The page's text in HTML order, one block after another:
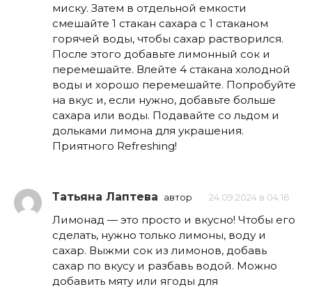
миску. Затем в отдельной емкости
смешайте 1 стакан сахара с 1 стаканом
горячей воды, чтобы сахар растворился.
После этого добавьте лимонный сок и
перемешайте. Влейте 4 стакана холодной
воды и хорошо перемешайте. Попробуйте
на вкус и, если нужно, добавьте больше
сахара или воды. Подавайте со льдом и
дольками лимона для украшения.
Приятного Refreshing!
Татьяна Лаптева автор 24.09.2024 в 04:16
Лимонад — это просто и вкусно! Чтобы его
сделать, нужно только лимоны, воду и
сахар. Выжми сок из лимонов, добавь
сахар по вкусу и разбавь водой. Можно
добавить мяту или ягоды для